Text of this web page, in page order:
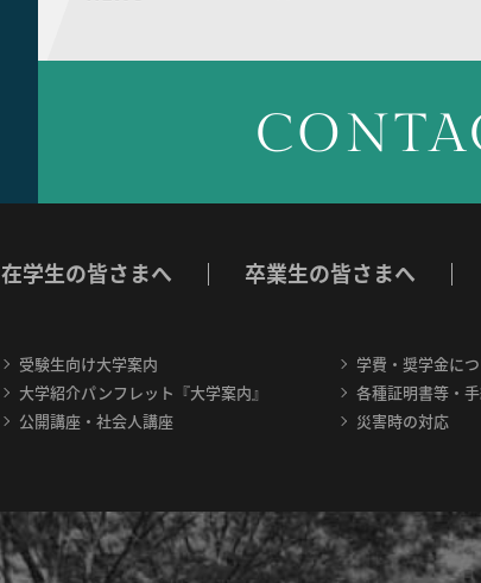
在学生の皆さまへ 卒業生の皆さまへ
受験生向け大学案内
大学紹介パンフレット『大学案内』
公開講座・社会人講座
学費・奨学金に
各種証明書等・
災害時の対応